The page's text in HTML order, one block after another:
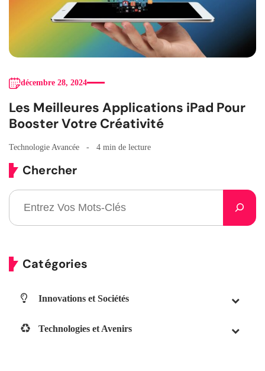
décembre 28, 2024
Les Meilleures Applications iPad Pour
Booster Votre Créativité
Technologie Avancée 4 min de lecture
Chercher
Catégories
Innovations et Sociétés
Technologies et Avenirs